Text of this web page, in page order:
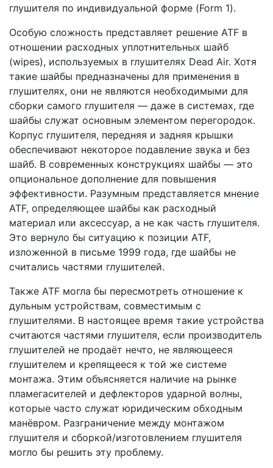
глушителя по индивидуальной форме (Form 1).
Особую сложность представляет решение ATF в
отношении расходных уплотнительных шайб
(wipes), используемых в глушителях Dead Air. Хотя
такие шайбы предназначены для применения в
глушителях, они не являются необходимыми для
сборки самого глушителя — даже в системах, где
шайбы служат основным элементом перегородок.
Корпус глушителя, передняя и задняя крышки
обеспечивают некоторое подавление звука и без
шайб. В современных конструкциях шайбы — это
опциональное дополнение для повышения
эффективности. Разумным представляется мнение
ATF, определяющее шайбы как расходный
материал или аксессуар, а не как часть глушителя.
Это вернуло бы ситуацию к позиции ATF,
изложенной в письме 1999 года, где шайбы не
считались частями глушителей.
Также ATF могла бы пересмотреть отношение к
дульным устройствам, совместимым с
глушителями. В настоящее время такие устройства
считаются частями глушителя, если производитель
глушителей не продаёт нечто, не являющееся
глушителем и крепящееся к той же системе
монтажа. Этим объясняется наличие на рынке
пламегасителей и дефлекторов ударной волны,
которые часто служат юридическим обходным
манёвром. Разграничение между монтажом
глушителя и сборкой/изготовлением глушителя
могло бы решить эту проблему.